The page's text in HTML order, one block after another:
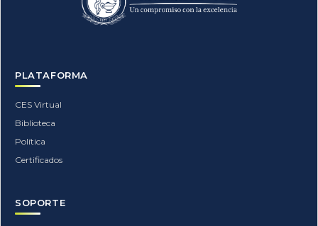
PLATAFORMA
CES Virtual
Biblioteca
Política
Certificados
SOPORTE